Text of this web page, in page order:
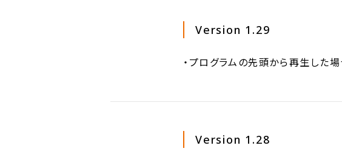
Version 1.29
・プログラムの先頭から再生した
Version 1.28